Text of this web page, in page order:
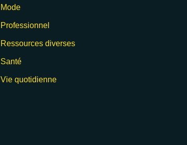
Mode
Professionnel
Ressources diverses
Santé
Vie quotidienne